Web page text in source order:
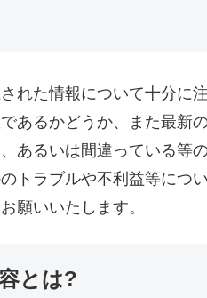
れた情報について十分に
あるかどうか、また最新
あるいは間違っている等
トラブルや不利益等につ
願いいたします。
とは?